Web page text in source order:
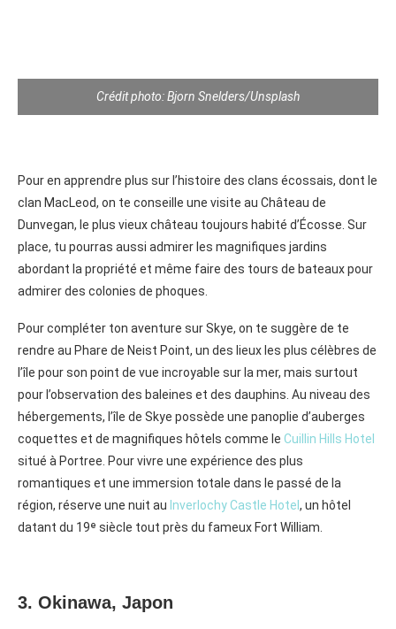
Crédit photo: Bjorn Snelders/Unsplash
Pour en apprendre plus sur l’histoire des clans écossais, dont le
clan MacLeod, on te conseille une visite au Château de
Dunvegan, le plus vieux château toujours habité d’Écosse. Sur
place, tu pourras aussi admirer les magnifiques jardins
abordant la propriété et même faire des tours de bateaux pour
admirer des colonies de phoques.
Pour compléter ton aventure sur Skye, on te suggère de te
rendre au Phare de Neist Point, un des lieux les plus célèbres de
l’île pour son point de vue incroyable sur la mer, mais surtout
pour l’observation des baleines et des dauphins. Au niveau des
hébergements, l’île de Skye possède une panoplie d’auberges
coquettes et de magnifiques hôtels comme le Cuillin Hills Hotel
situé à Portree. Pour vivre une expérience des plus
romantiques et une immersion totale dans le passé de la
région, réserve une nuit au Inverlochy Castle Hotel , un hôtel
datant du 19ᵉ siècle tout près du fameux Fort William.
3. Okinawa, Japon